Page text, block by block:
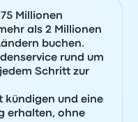
Millionen
als 2 Millionen
buchen.
rund um
Schritt zur
kündigen und eine
erhalten, ohne